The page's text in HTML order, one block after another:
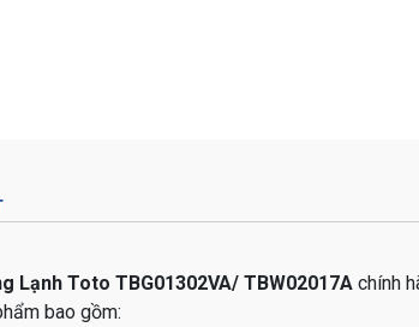
Lạnh Toto TBG01302VA/ TBW02017A chính
bao gồm: